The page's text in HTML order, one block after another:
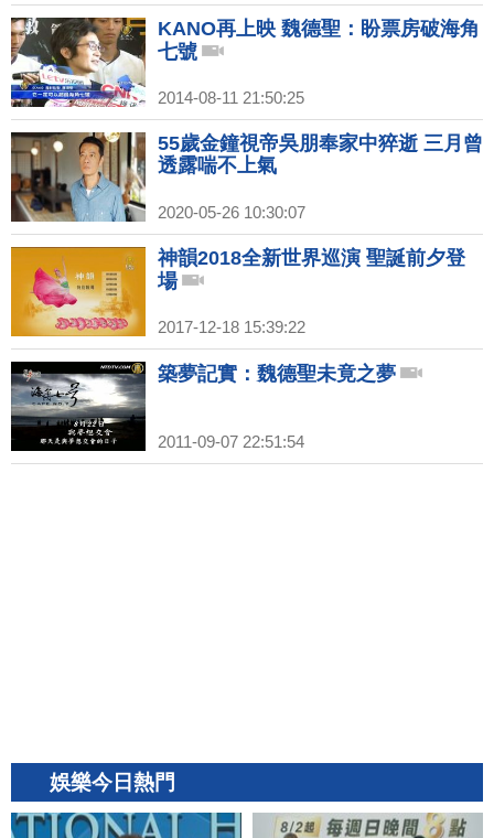
KANO再上映 魏德聖：盼票房破海角
七號
2014-08-11 21:50:25
55歲金鐘視帝吳朋奉家中猝逝 三月曾
透露喘不上氣
2020-05-26 10:30:07
神韻2018全新世界巡演 聖誕前夕登
場
2017-12-18 15:39:22
築夢記實：魏德聖未竟之夢
2011-09-07 22:51:54
娛樂今日熱門